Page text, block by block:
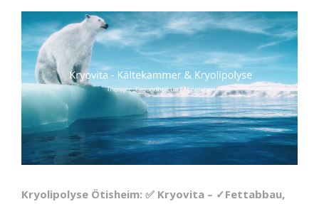
Kryolipolyse Ötisheim: ✅ Kryovita – ✓Fettabbau,